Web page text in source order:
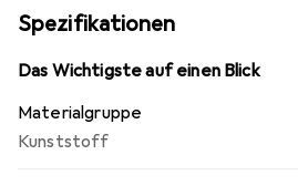
Spezifikationen
Das Wichtigste auf einen Blick
Materialgruppe
Kunststoff